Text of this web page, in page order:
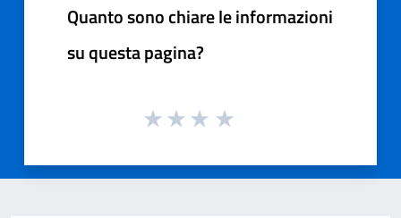
Quanto sono chiare le informazioni
su questa pagina?